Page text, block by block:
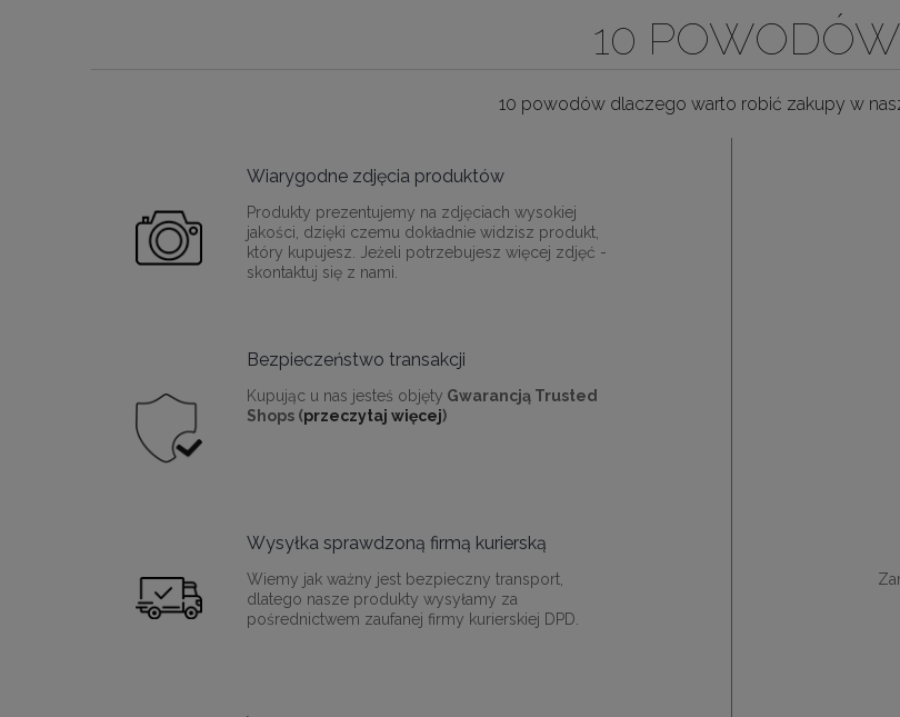
10 POWODÓW
10 powodów dlaczego warto robić zakupy w
Wiarygodne zdjęcia produktów
Produkty prezentujemy na zdjęciach wysokiej
jakości, dzięki czemu dokładnie widzisz produkt,
który kupujesz. Jeżeli potrzebujesz więcej zdjęć -
skontaktuj się z nami.
Bezpieczeństwo transakcji
Kupując u nas jesteś objęty Gwarancją Trusted
Shops (przeczytaj więcej)
Wysyłka sprawdzoną firmą kurierską
Wiemy jak ważny jest bezpieczny transport,
dlatego nasze produkty wysyłamy za
pośrednictwem zaufanej firmy kurierskiej DPD.